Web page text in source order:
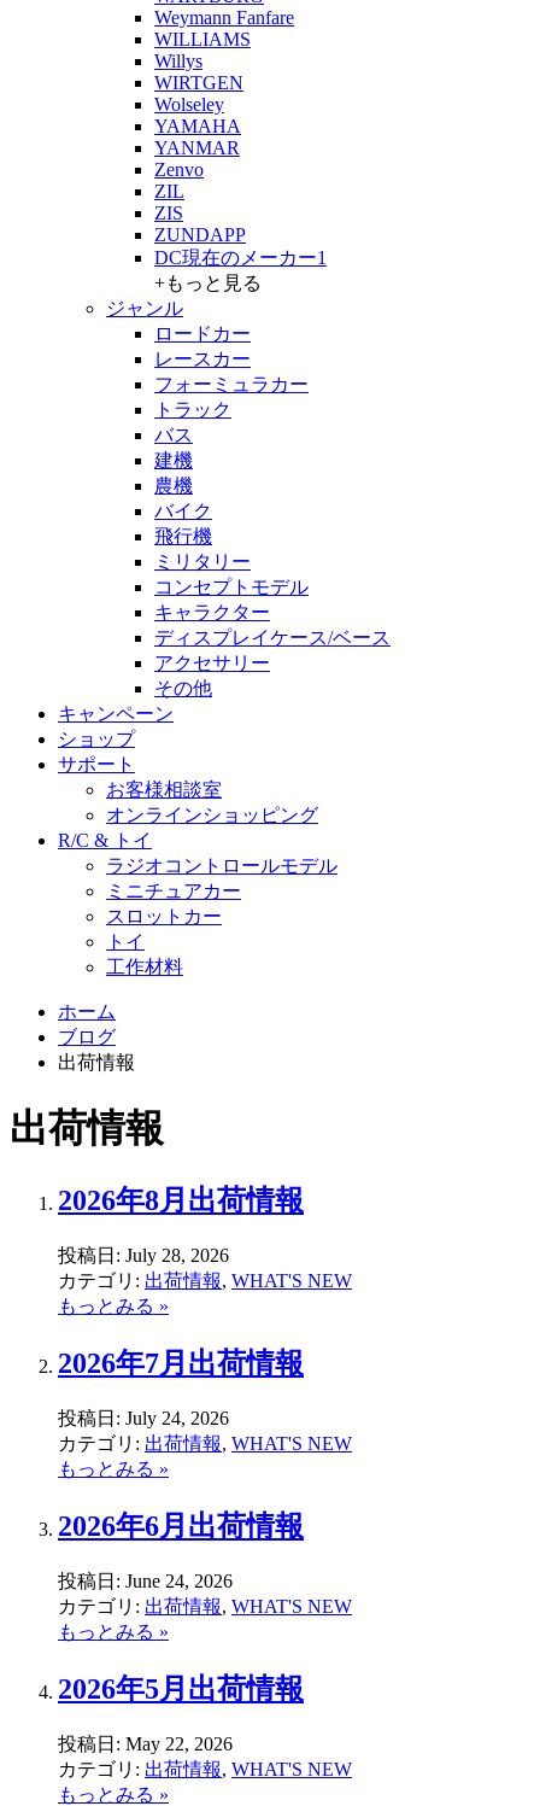
Weymann Fanfare
WILLIAMS
Willys
WIRTGEN
Wolseley
YAMAHA
YANMAR
Zenvo
ZIL
ZIS
ZUNDAPP
DC現在のメーカー1
+もっと見る
ジャンル
ロードカー
レースカー
フォーミュラカー
トラック
バス
建機
農機
バイク
飛行機
ミリタリー
コンセプトモデル
キャラクター
ディスプレイケース/ベース
アクセサリー
その他
キャンペーン
ショップ
サポート
お客様相談室
オンラインショッピング
R/C & トイ
ラジオコントロールモデル
ミニチュアカー
スロットカー
トイ
工作材料
ホーム
ブログ
出荷情報
出荷情報
2026年8月出荷情報
投稿日: July 28, 2026
カテゴリ: 出荷情報, WHAT'S NEW
もっとみる »
2026年7月出荷情報
投稿日: July 24, 2026
カテゴリ: 出荷情報, WHAT'S NEW
もっとみる »
2026年6月出荷情報
投稿日: June 24, 2026
カテゴリ: 出荷情報, WHAT'S NEW
もっとみる »
2026年5月出荷情報
投稿日: May 22, 2026
カテゴリ: 出荷情報, WHAT'S NEW
もっとみる »